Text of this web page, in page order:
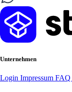
Unternehmen
Login Impressum FAQ